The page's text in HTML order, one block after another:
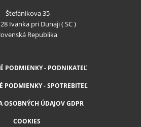
Štefánikova 35
Ivanka pri Dunaji ( SC )
Republika
PODMIENKY - PODNIKATEĽ
PODMIENKY - SPOTREBITEĽ
OSOBNÝCH ÚDAJOV GDPR
COOKIES